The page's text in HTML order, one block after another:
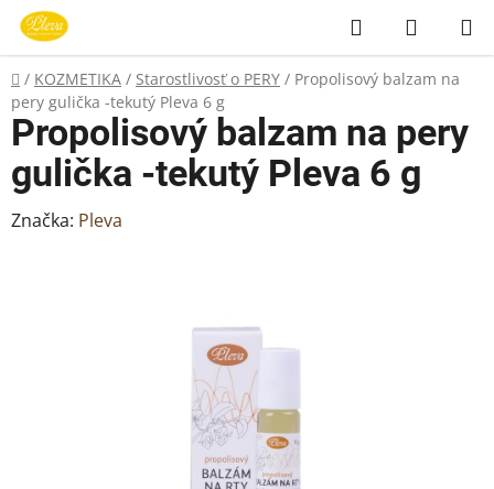
Prejsť
obsah
Hľadať
KOŠÍK
Domov
/ KOZMETIKA / Starostlivosť o PERY / Propolisový balzam na
pery gulička -tekutý Pleva 6 g
Propolisový balzam na pery
gulička -tekutý Pleva 6 g
Značka: Pleva